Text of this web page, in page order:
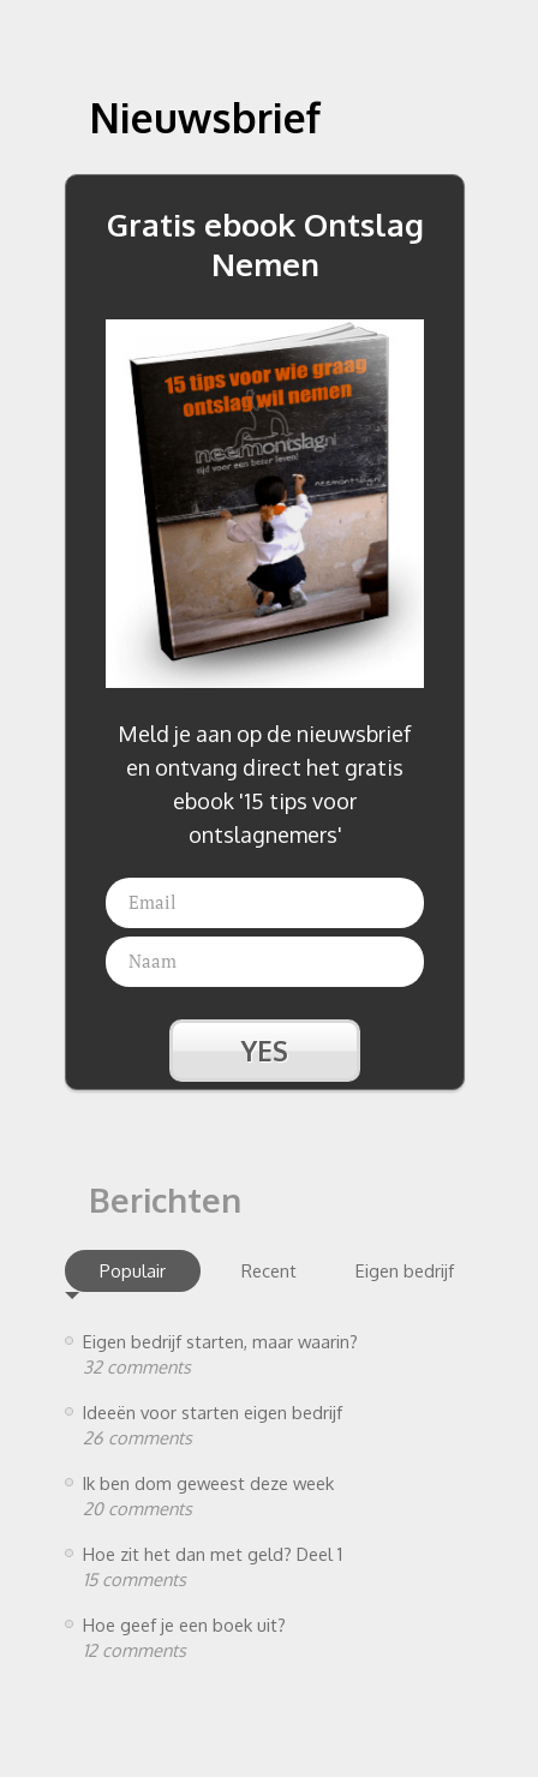
Nieuwsbrief
Gratis ebook Ontslag
Nemen
Meld je aan op de nieuwsbrief
en ontvang direct het gratis
ebook '15 tips voor
ontslagnemers'
Berichten
Populair Recent Eigen bedrijf
Eigen bedrijf starten, maar waarin?
32 comments
Ideeën voor starten eigen bedrijf
26 comments
Ik ben dom geweest deze week
20 comments
Hoe zit het dan met geld? Deel 1
15 comments
Hoe geef je een boek uit?
12 comments